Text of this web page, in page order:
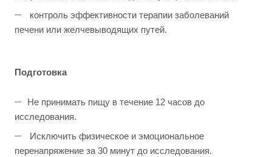
контроль эффективности терапии заболеваний
печени или желчевыводящих путей.
Подготовка
Не принимать пищу в течение 12 часов до
исследования.
Исключить физическое и эмоциональное
перенапряжение за 30 минут до исследования.